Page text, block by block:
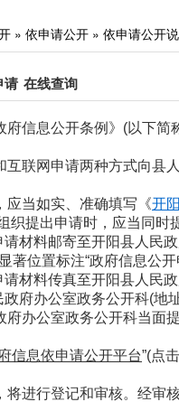
» 依申请公开 » 依申请公开
请 在线查询
府信息公开条例 》(以下简
互联网申请两种方式向县
应当如实、准确填写《开
织提出申请时，应当同
材料邮寄至开阳县人民
著位置标注“政府信息公开
材料传真至开阳县人民
府办公室政务公开科(
府办公室政务公开科当面
信息依申请公开平台”(点
将进行登记和审核。经审